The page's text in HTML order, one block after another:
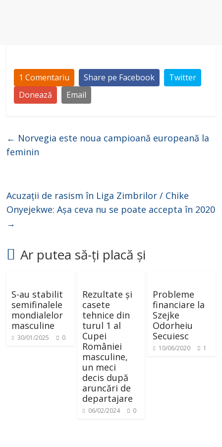
1 Comentariu Share pe Facebook
Twitter
Donează
Email
← Norvegia este noua campioană europeană la
feminin
Acuzații de rasism în Liga Zimbrilor / Chike
Onyejekwe: Așa ceva nu se poate accepta în 2020
→
Ar putea să-ți placă și
S-au stabilit
semifinalele
mondialelor
masculine
30/01/2025 0
Rezultate și
casete
tehnice din
turul 1 al
Cupei
României
masculine,
un meci
decis după
aruncări de
departajare
06/02/2024 0
Probleme
financiare la
Szejke
Odorheiu
Secuiesc
10/06/2020 1